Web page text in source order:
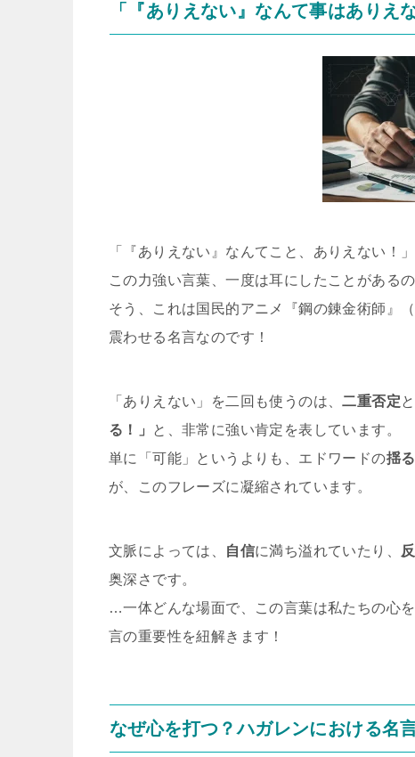
「『ありえない』なんて事はありえ
「『ありえない』なんてこと、ありえない！」
この力強い言葉、一度は耳にしたことがある
そう、これは国民的アニメ『鋼の錬金術師』
震わせる名言なのです！
「ありえない」を二回も使うのは、二重否定
る！」
と、非常に強い肯定を表しています。
単に「可能」というよりも、エドワードの揺
が、このフレーズに凝縮されています。
文脈によっては、 自信に満ち溢れていたり、
奥深さです。
…一体どんな場面で、この言葉は私たちの心
言の重要性を紐解きます！
なぜ心を打つ？ハガレンにおける名